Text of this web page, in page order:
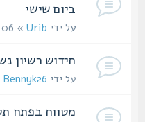
ביום שישי
על ידיUrib » 06 ספטמבר 2018, 11:31
חידוש רשיון נשק
על ידיBennyk26» 02 אוקטובר 2018, 13:59
מטווח בפתח תקווה